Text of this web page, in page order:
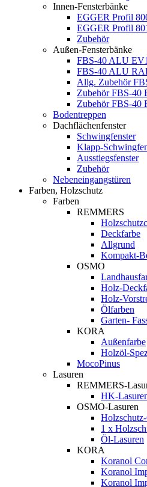
Innen-Fensterbänke
EGGER Profil
EGGER Profil
Zubehör
Außen-Fensterbänke
FBS-40 ALU EV1
FBS-40 ALU
Allg. Zubehör
Zubehör FBS-40
Zubehör FBS-40
Bodentreppen
Dachflächenfenster
Schwingfenster
Klapp-
Ausstiegsfenster
Zubehör
Nebeneingangstüren
Farben, Holzschutz
Farben
REMMERS
Deckfarbe
Allgrund
Kompakt-
OSMO
Holz-
Holz-
Ölfarben
Garten-
KORA
Außenfarbe
Holzöl-
MocoPinus
Lasuren
REMMERS-
HK-
OSMO-Lasuren
1 x
Öl-Lasuren
KORA
Koranol
Koranol
Koranol